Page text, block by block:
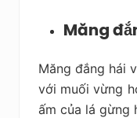
Măng
Măng đắng hái
với muối vừng
ấm của lá gừng